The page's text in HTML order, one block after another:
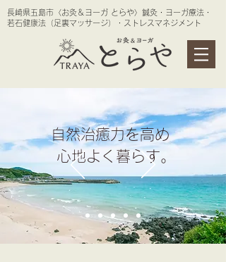
長崎県五島市〈お灸＆ヨーガ とらや〉鍼灸・ヨーガ療法・
若石健康法（足裏マッサージ）・ストレスマネジメント
自然治癒力を高め
心地よく暮らす。